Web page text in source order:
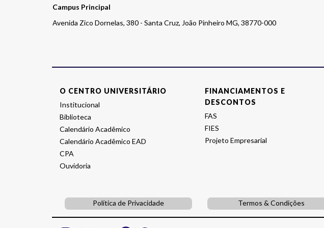
Campus Principal
Avenida Zico Dornelas, 380 - Santa Cruz, João Pinheiro MG, 38770-000
O CENTRO UNIVERSITÁRIO
Institucional
Biblioteca
Calendário Acadêmico
Calendário Acadêmico EAD
CPA
Ouvidoria
FINANCIAMENTOS E
DESCONTOS
FAS
FIES
Projeto Empresarial
Política de Privacidade Termos & Condições